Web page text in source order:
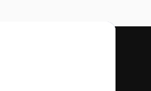
útil